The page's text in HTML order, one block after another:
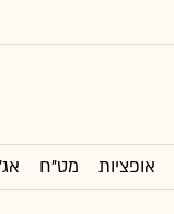
אופציות מט"ח